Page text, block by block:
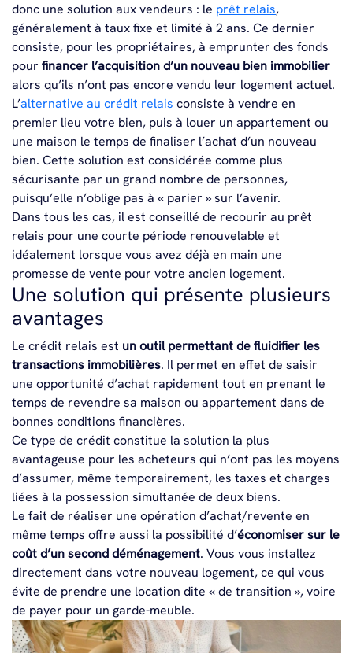
donc une solution aux vendeurs : le prêt relais,
généralement à taux fixe et limité à 2 ans. Ce dernier
consiste, pour les propriétaires, à emprunter des fonds
pour financer l’acquisition d’un nouveau bien immobilier
alors qu’ils n’ont pas encore vendu leur logement actuel.
L’alternative au crédit relais consiste à vendre en
premier lieu votre bien, puis à louer un appartement ou
une maison le temps de finaliser l’achat d’un nouveau
bien. Cette solution est considérée comme plus
sécurisante par un grand nombre de personnes,
puisqu’elle n’oblige pas à « parier » sur l’avenir.
Dans tous les cas, il est conseillé de recourir au prêt
relais pour une courte période renouvelable et
idéalement lorsque vous avez déjà en main une
promesse de vente pour votre ancien logement.
Une solution qui présente plusieurs
avantages
Le crédit relais est un outil permettant de fluidifier les
transactions immobilières. Il permet en effet de saisir
une opportunité d’achat rapidement tout en prenant le
temps de revendre sa maison ou appartement dans de
bonnes conditions financières.
Ce type de crédit constitue la solution la plus
avantageuse pour les acheteurs qui n’ont pas les moyens
d’assumer, même temporairement, les taxes et charges
liées à la possession simultanée de deux biens.
Le fait de réaliser une opération d’achat/revente en
même temps offre aussi la possibilité d’économiser sur le
coût d’un second déménagement. Vous vous installez
directement dans votre nouveau logement, ce qui vous
évite de prendre une location dite « de transition », voire
de payer pour un garde-meuble.​